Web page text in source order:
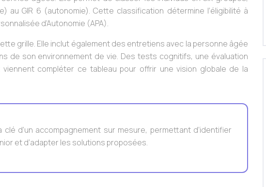
au GIR 6 (autonomie). Cette classification détermine l’éligibilité à
d’Autonomie (APA).
grille. Elle inclut également des entretiens avec la personne âgée
de son environnement de vie. Des tests cognitifs, une évaluation
compléter ce tableau pour offrir une vision globale de la
clé d’un accompagnement sur mesure, permettant d’identifier
et d’adapter les solutions proposées.